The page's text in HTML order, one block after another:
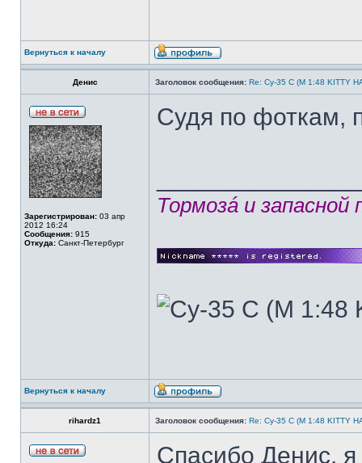
Вернуться к началу
Денис Заголовок сообщения: Re: Су-35 С (М 1:48 KITTY
Зарегистрирован: 03 апр
2012 16:24
Сообщения: 915
Откуда: Санкт-Петербург
Судя по фоткам,
Тормозá и
Вернуться к началу
rihardz1 Заголовок сообщения: Re: Су-35 С (М 1:48 KITTY
Спасибо Денис,